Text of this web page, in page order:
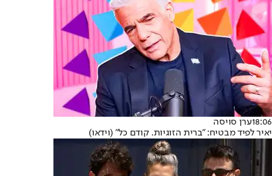
18:06ערן סויסה
יאיר לפיד מבטיח: "ברית הזוגיות. קודם כל" (וידאו)